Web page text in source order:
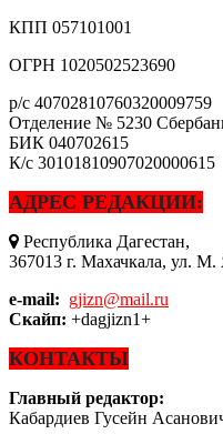
КПП 057101001
ОГРН 1020502523690
р/с 40702810760320009759
Отделение № 5230
БИК 040702615
К/с 30101810907020000615
АДРЕС РЕДАКЦИИ:
Республика Дагестан,
367013 г. Махачкала, ул. М.
e-mail: gjizn@mail.ru
Скайп: +dagjizn1+
КОНТАКТЫ
Главный редактор:
Кабардиев Гусейн